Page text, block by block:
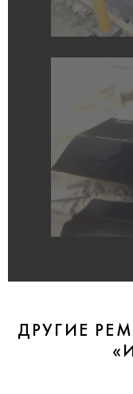
ДРУГИЕ